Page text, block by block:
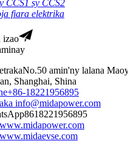
CCS1 sy CCS2
fiara elektrika
izao
No.50 amin'ny lalana
Shanghai, Shina
+86-18221956895
info@midapower.com
8618221956895
www.midapower.com
www.midaevse.com